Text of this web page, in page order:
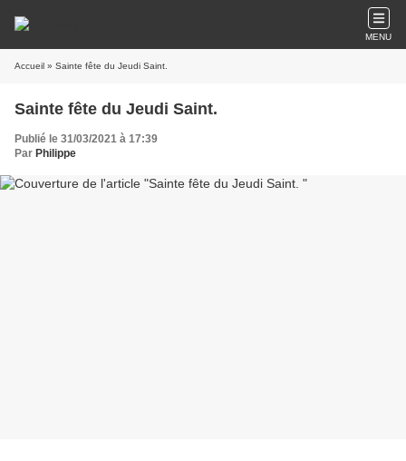
MENU
Accueil » Sainte fête du Jeudi Saint.
Sainte fête du Jeudi Saint.
Publié le 31/03/2021 à 17:39
Par Philippe